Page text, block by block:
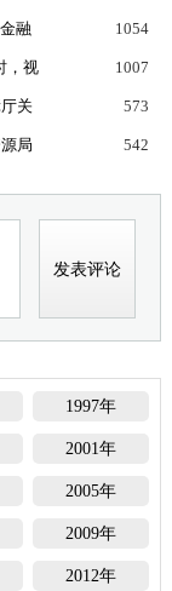
融
1054
，视
1007
关
573
局
542
1997年
2001年
2005年
2009年
2012年